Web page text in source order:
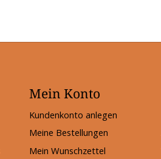
Mein Konto
Kundenkonto anlegen
Meine Bestellungen
Mein Wunschzettel